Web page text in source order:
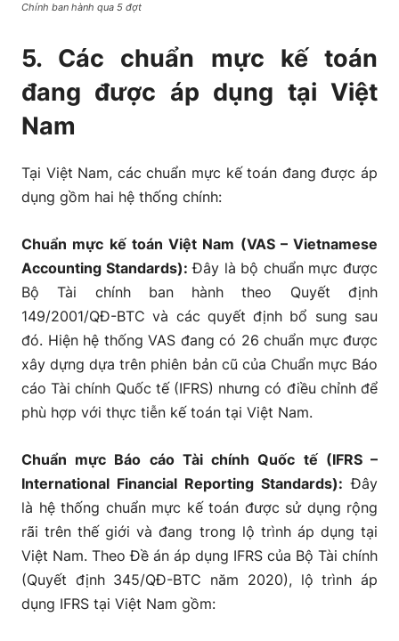
Chính ban hành qua 5 đợt
5. Các chuẩn mực kế toán
đang được áp dụng tại Việt
Nam
Tại Việt Nam, các chuẩn mực kế toán đang được áp
dụng gồm hai hệ thống chính:
Chuẩn mực kế toán Việt Nam (VAS – Vietnamese
Accounting Standards): Đây là bộ chuẩn mực được
Bộ Tài chính ban hành theo Quyết định
149/2001/QĐ-BTC và các quyết định bổ sung sau
đó. Hiện hệ thống VAS đang có 26 chuẩn mực được
xây dựng dựa trên phiên bản cũ của Chuẩn mực Báo
cáo Tài chính Quốc tế (IFRS) nhưng có điều chỉnh để
phù hợp với thực tiễn kế toán tại Việt Nam.
Chuẩn mực Báo cáo Tài chính Quốc tế (IFRS –
International Financial Reporting Standards): Đây
là hệ thống chuẩn mực kế toán được sử dụng rộng
rãi trên thế giới và đang trong lộ trình áp dụng tại
Việt Nam. Theo Đề án áp dụng IFRS của Bộ Tài chính
(Quyết định 345/QĐ-BTC năm 2020), lộ trình áp
dụng IFRS tại Việt Nam gồm: